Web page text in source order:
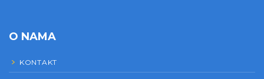
O NAMA
KONTAKT